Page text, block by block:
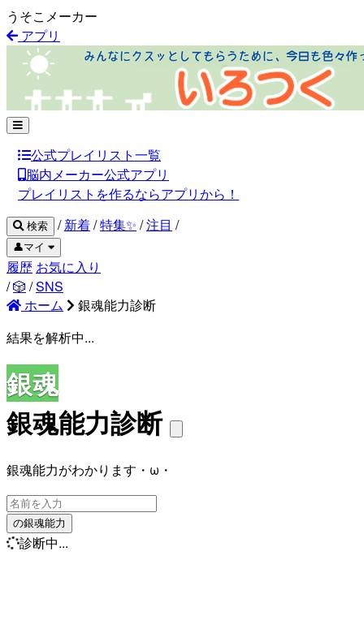
うそこメーカー
アプリ
公式プレイリスト一覧
脳内メーカー公式アプリ
プレイリストを作るならアプリから！
検索 / 新着/特集✨ /注目 /
👤マイ
履歴 お気に入り
/🎲 /SNS
ホーム
銀魂能力診断
結果を解析中...
銀魂
銀魂能力診断
銀魂能力がわかります・ω・
の銀魂能力
診断中...